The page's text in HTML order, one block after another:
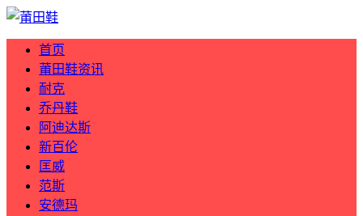
首页
莆田鞋资讯
耐克
乔丹鞋
阿迪达斯
新百伦
匡威
范斯
安德玛